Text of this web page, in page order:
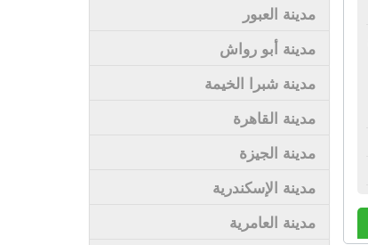
مدينة العبور
مدينة أبو رواش
مدينة شبرا الخيمة
مدينة القاهرة
مدينة الجيزة
مدينة الإسكندرية
مدينة العامرية